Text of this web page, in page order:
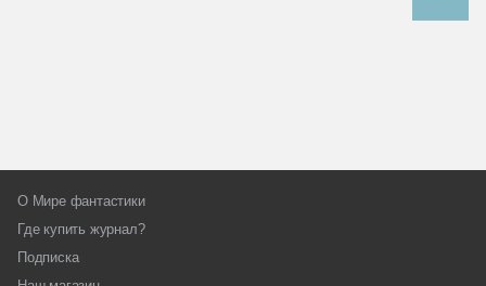
О Мире фантастики
Где купить журнал?
Подписка